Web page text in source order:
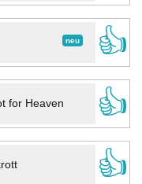
neu
👍
for Heaven
👍
👍